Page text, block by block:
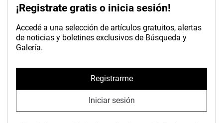
¡Registrate gratis o inicia sesión!
Accedé a una selección de artículos gratuitos, alertas
de noticias y boletines exclusivos de Búsqueda y
Galería.
Registrarme
Iniciar sesión